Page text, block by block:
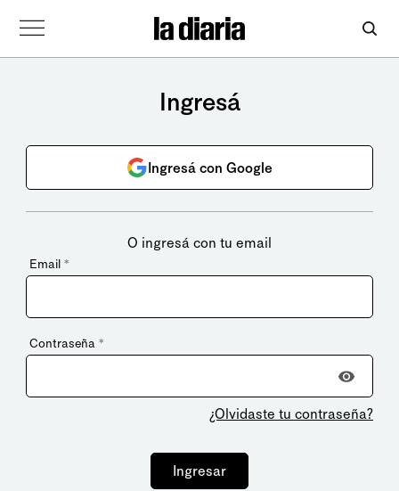
Ingresá
Ingresá con Google
O ingresá con tu email
Email *
Contraseña *
¿Olvidaste tu contraseña?
Ingresar